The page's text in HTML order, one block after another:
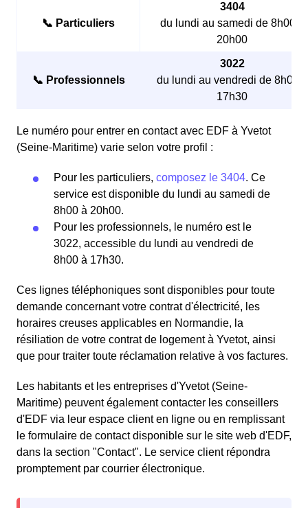
📞 Particuliers
3404
du lundi au samedi de 8h00 à
20h00
📞 Professionnels
3022
du lundi au vendredi de 8h00 à
17h30
Le numéro pour entrer en contact avec EDF à Yvetot
(Seine-Maritime) varie selon votre profil :
Pour les particuliers, composez le 3404. Ce
service est disponible du lundi au samedi de
8h00 à 20h00.
Pour les professionnels, le numéro est le
3022, accessible du lundi au vendredi de
8h00 à 17h30.
Ces lignes téléphoniques sont disponibles pour toute
demande concernant votre contrat d'électricité, les
horaires creuses applicables en Normandie, la
résiliation de votre contrat de logement à Yvetot, ainsi
que pour traiter toute réclamation relative à vos factures.
Les habitants et les entreprises d'Yvetot (Seine-
Maritime) peuvent également contacter les conseillers
d'EDF via leur espace client en ligne ou en remplissant
le formulaire de contact disponible sur le site web d'EDF,
dans la section "Contact". Le service client répondra
promptement par courrier électronique.